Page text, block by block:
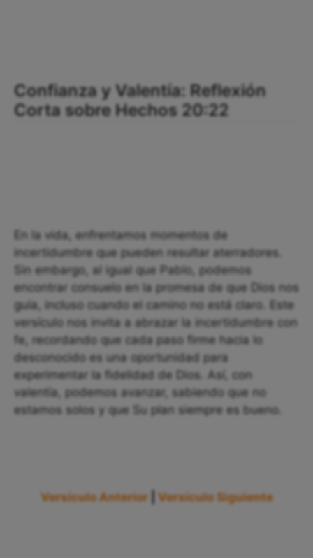
Confianza y Valentía: Reflexión
Corta sobre Hechos 20:22
En la vida, enfrentamos momentos de
incertidumbre que pueden resultar aterradores.
Sin embargo, al igual que Pablo, podemos
encontrar consuelo en la promesa de que Dios nos
guía, incluso cuando el camino no está claro. Este
versículo nos invita a abrazar la incertidumbre con
fe, recordando que cada paso firme hacia lo
desconocido es una oportunidad para
experimentar la fidelidad de Dios. Así, con
valentía, podemos avanzar, sabiendo que no
estamos solos y que Su plan siempre es bueno.
Versículo Anterior Versículo Siguiente